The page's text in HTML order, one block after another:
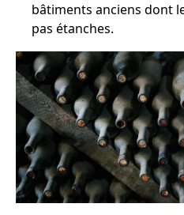
bâtiments anciens dont
pas étanches.